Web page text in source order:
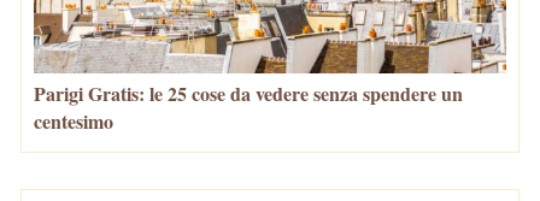
Parigi Gratis: le 25 cose da vedere senza spendere un
centesimo